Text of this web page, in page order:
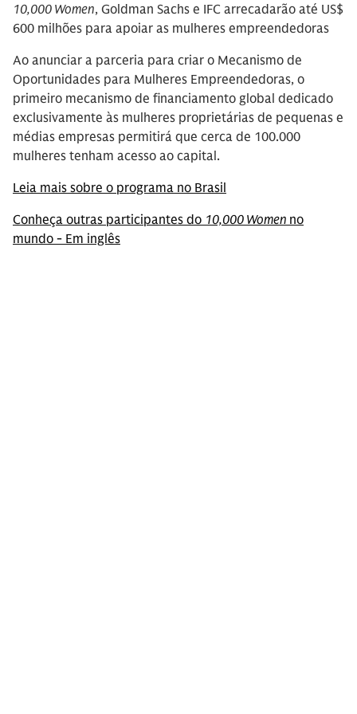
10,000 Women, Goldman Sachs e IFC arrecadarão até US$
600 milhões para apoiar as mulheres empreendedoras
Ao anunciar a parceria para criar o Mecanismo de
Oportunidades para Mulheres Empreendedoras, o
primeiro mecanismo de financiamento global dedicado
exclusivamente às mulheres proprietárias de pequenas e
médias empresas permitirá que cerca de 100.000
mulheres tenham acesso ao capital.
Leia mais sobre o programa no Brasil
Conheça outras participantes do 10,000 Women no
mundo - Em inglês